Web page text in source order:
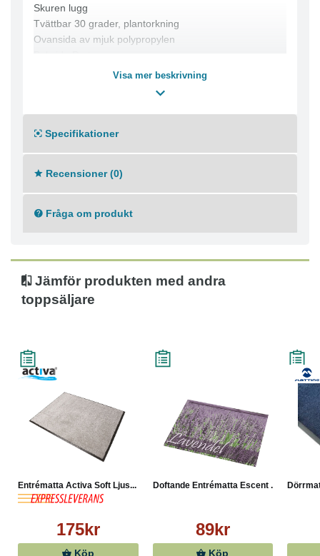
Skuren lugg
Tvättbar 30 grader, plantorkning
Ovansida av mjuk polypropylen
Totalhöjd ca 10 mm
Brandklass Cfl-S1
Visa mer beskrivning
Specifikationer
Recensioner (0)
Fråga om produkt
Jämför produkten med andra
toppsäljare
Entrématta Activa Soft Ljus...
175kr
Köp
Doftande Entrématta Escent ...
89kr
Köp